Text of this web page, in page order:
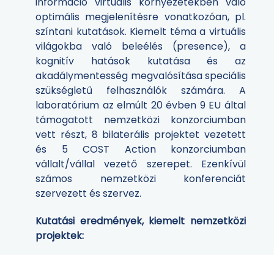
optimális megjelenítésre vonatkozóan, pl.
színtani kutatások. Kiemelt téma a virtuális
világokba való beleélés (presence), a
kognitív hatások kutatása és az
akadálymentesség megvalósítása speciális
szükségletű felhasználók számára. A
laboratórium az elmúlt 20 évben 9 EU által
támogatott nemzetközi konzorciumban
vett részt, 8 bilaterális projektet vezetett
és 5 COST Action konzorciumban
vállalt/vállal vezető szerepet. Ezenkívül
számos nemzetközi konferenciát
szervezett és szervez.
Kutatási eredmények, kiemelt nemzetközi
projektek: